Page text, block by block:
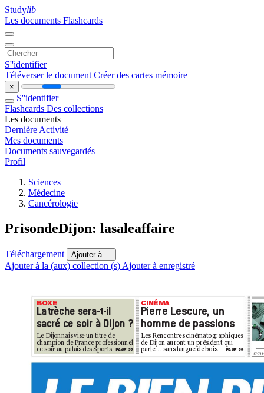
Studylib
Les documents Flashcards
S''identifier
Téléverser le document Créer des cartes mémoire
×
S''identifier
Flashcards Des collections
Les documents
Dernière Activité
Mes documents
Documents sauvegardés
Profil
Sciences
Médecine
Cancérologie
PrisondeDijon: lasaleaffaire
Téléchargement Ajouter à ...
Ajouter à la (aux) collection (s) Ajouter à enregistré
BOXE
Latrèche sera-t-il
sacré ce soir à Dijon ?
Le Dijonnais vise un titre de
champion de France professionnel
ce soir au palais des Sports. PAGE 22
CINÉMA
Pierre Lescure, un
homme de passions
Les Rencontres cinématographiques
de Dijon auront un président qui
parle… sans langue de bois. PAGE 29